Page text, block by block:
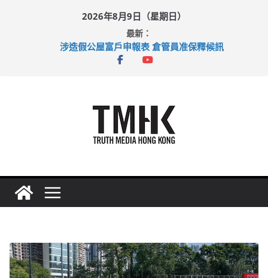
2026年8月9日（星期日）
最新：
涉造假公屋富戶申報表 倉管員准保釋候訊